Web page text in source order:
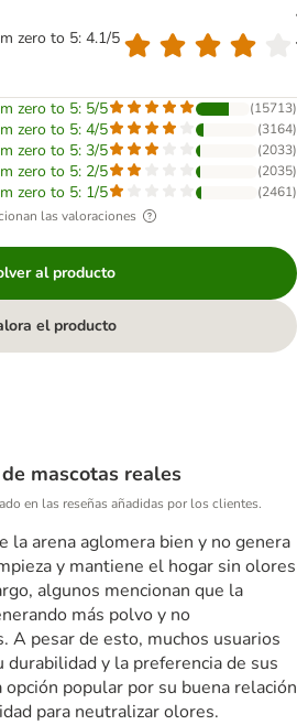
zero to 5: 4.1/5
zero to 5: 5/5 (15713)
zero to 5: 4/5 (3164)
zero to 5: 3/5 (2033)
zero to 5: 2/5 (2035)
zero to 5: 1/5 (2461)
las valoraciones
al producto
el producto
mascotas reales
en las reseñas añadidas por los clientes.
la arena aglomera bien y no genera
y mantiene el hogar sin olores
algunos mencionan que la
más polvo y no
A pesar de esto, muchos usuarios
durabilidad y la preferencia de sus
popular por su buena relación
para neutralizar olores.